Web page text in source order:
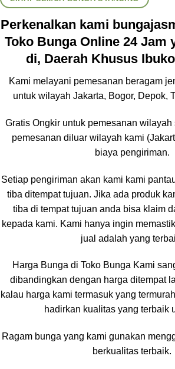
Perkenalkan kami
Toko Bunga Online 24 Jam
di, Daerah Khusus
Kami melayani pemesanan beragam
untuk wilayah Jakarta, Bogor, Depok,
Gratis Ongkir untuk pemesanan wilayah
pemesanan diluar wilayah kami
biaya pengiriman.
Setiap pengiriman akan kami kami
tiba ditempat tujuan. Jika ada produk
tiba di tempat tujuan anda bisa klaim
kepada kami. Kami hanya ingin
jual adalah yang
Harga Bunga di Toko Bunga Kami
dibandingkan dengan harga ditempat
kalau harga kami termasuk yang
hadirkan kualitas yang terbaik
Ragam bunga yang kami gunakan
berkualitas terbaik.